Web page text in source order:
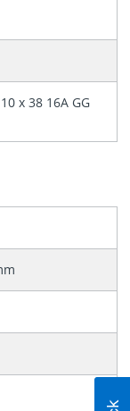
x 38 16A GG